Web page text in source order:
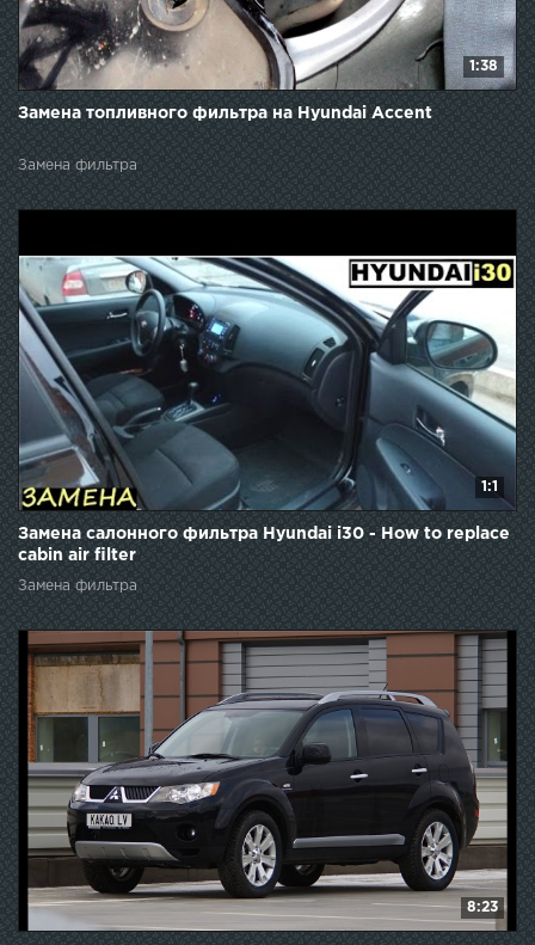
1:38
Замена топливного фильтра на Hyundai Accent
Замена фильтра
1:1
Замена салонного фильтра Hyundai i30 - How to replace
cabin air filter
Замена фильтра
8:23